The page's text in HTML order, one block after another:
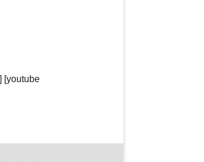
[youtube